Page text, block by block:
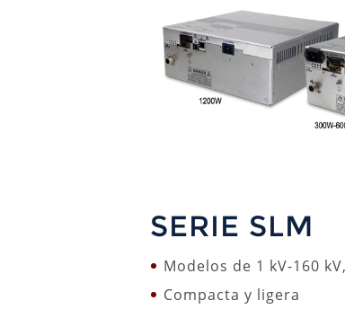
SERIE SLM
Modelos de 1 kV-160
Compacta y ligera